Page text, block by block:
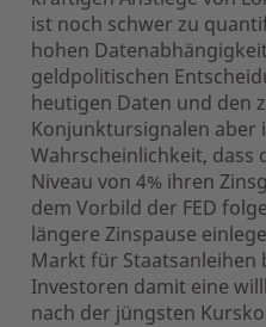
ist noch schwer zu
hohen
geldpolitischen
heutigen Daten und den
Konjunktursignalen aber
Wahrscheinlichkeit, dass
Niveau von 4% ihren
dem Vorbild der FED
längere Zinspause
Markt für Staatsanleihen
Investoren damit eine
nach der jüngsten